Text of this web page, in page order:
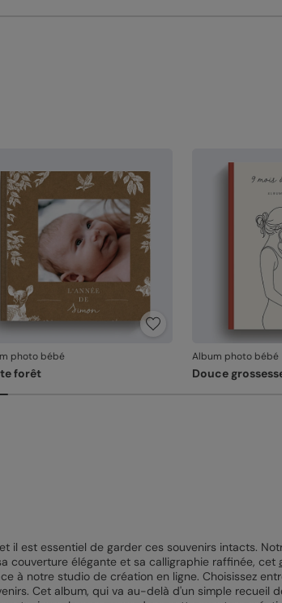
que vous avez
produit ne
photo bébé
forêt
Album photo bébé
Douce
il est essentiel de garder ces souvenirs intacts.
couverture élégante et sa calligraphie raffinée, cet
à notre studio de création en ligne. Choisissez
Cet album, qui va au-delà d'un simple recueil